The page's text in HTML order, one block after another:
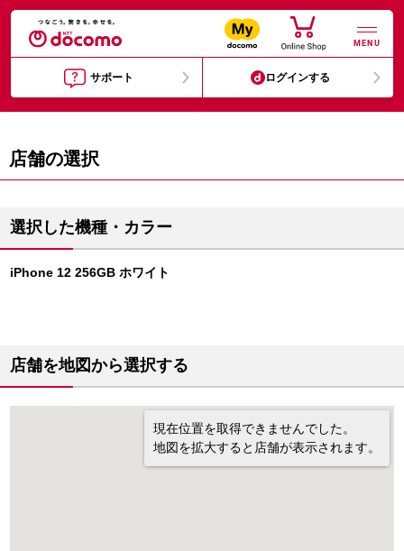
MENU
サポート ログインする
店舗の選択
選択した機種・カラー
iPhone 12 256GB ホワイト
店舗を地図から選択する
現在位置を取得できませんでした。
地図を拡大すると店舗が表示されます。